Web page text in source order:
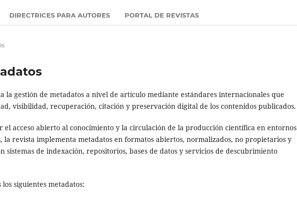
DIRECTRICES PARA AUTORES PORTAL DE REVISTAS
la gestión de metadatos a nivel de artículo mediante estándares internacionales que
visibilidad, recuperación, citación y preservación digital de los contenidos publicados.
el acceso abierto al conocimiento y la circulación de la producción científica en entornos
la revista implementa metadatos en formatos abiertos, normalizados, no propietarios y
sistemas de indexación, repositorios, bases de datos y servicios de descubrimiento
siguientes metadatos: